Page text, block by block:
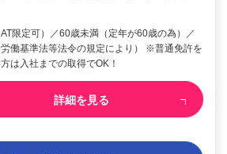
限定可）／60歳未満（定年が60歳の為）／
働基準法等法令の規定により） ※普通免許を
は入社までの取得でOK！
詳細を見る